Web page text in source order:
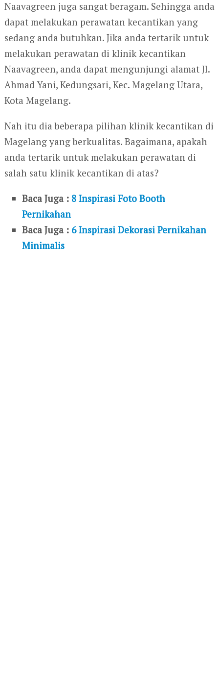
Naavagreen juga sangat beragam. Sehingga anda
dapat melakukan perawatan kecantikan yang
sedang anda butuhkan. Jika anda tertarik untuk
melakukan perawatan di klinik kecantikan
Naavagreen, anda dapat mengunjungi alamat Jl.
Ahmad Yani, Kedungsari, Kec. Magelang Utara,
Kota Magelang.
Nah itu dia beberapa pilihan klinik kecantikan di
Magelang yang berkualitas. Bagaimana, apakah
anda tertarik untuk melakukan perawatan di
salah satu klinik kecantikan di atas?
Baca Juga : 8 Inspirasi Foto Booth
Pernikahan
Baca Juga : 6 Inspirasi Dekorasi Pernikahan
Minimalis